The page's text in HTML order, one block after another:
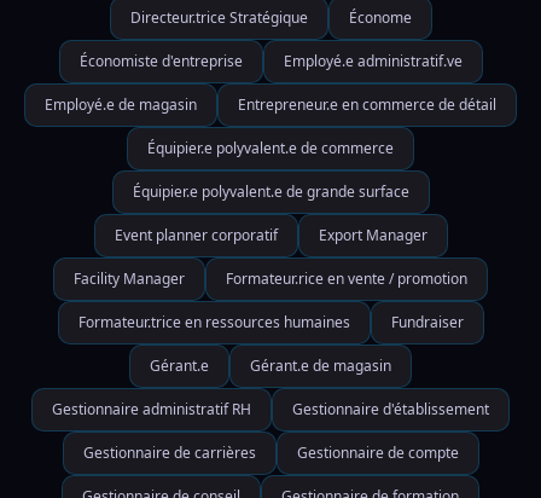
Directeur.trice Stratégique Économe
Économiste d'entreprise Employé.e administratif.ve
Employé.e de magasin Entrepreneur.e en commerce de détail
Équipier.e polyvalent.e de commerce
Équipier.e polyvalent.e de grande surface
Event planner corporatif Export Manager
Facility Manager Formateur.rice en vente / promotion
Formateur.trice en ressources humaines Fundraiser
Gérant.e Gérant.e de magasin
Gestionnaire administratif RH Gestionnaire d'établissement
Gestionnaire de carrières Gestionnaire de compte